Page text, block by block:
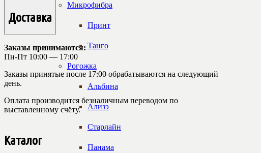
Микрофибра
Принт
Танго
Рогожка
Альбина
Ализэ
Старлайн
Панама
Доставка
Заказы принимаются:
Пн-Пт 10:00 — 17:00
Заказы принятые после 17:00 обрабатываются на следующий
день.
Оплата производится безналичным переводом по
выставленному счёту.
Каталог